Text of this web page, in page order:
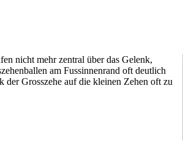
nicht mehr zentral über das Gelenk,
am Fussinnenrand oft deutlich
der Grosszehe auf die kleinen Zehen oft zu